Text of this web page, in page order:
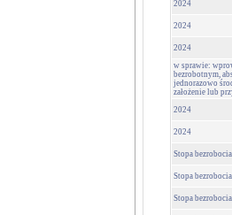
2024
2024
2024
w sprawie:
bezrobotnym,
jednorazowo
założenie lub
2024
2024
Stopa bezrobocia
Stopa bezrobocia
Stopa bezrobocia